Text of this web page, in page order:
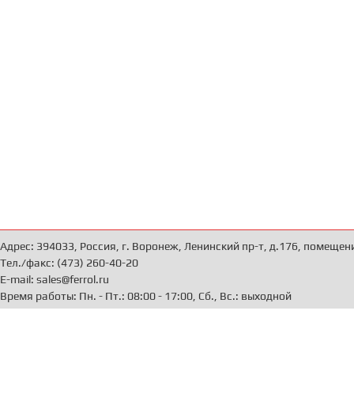
Адрес: 394033, Россия, г. Воронеж, Ленинский пр-т, д.176,
Тел./факс: (473) 260-40-20
E-mail: sales@ferrol.ru
Время работы: Пн. - Пт.: 08:00 - 17:00, Сб., Вс.: выходной